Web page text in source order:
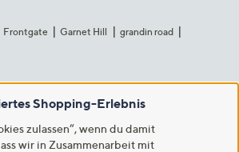
Frontgate Garnet Hill
grandin road
Shopping-Erlebnis
zulassen“, wenn du damit
wir in Zusammenarbeit mit